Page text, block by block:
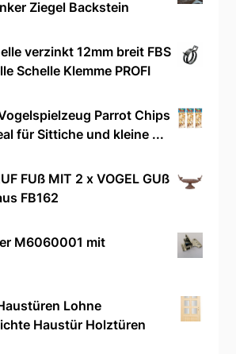
Ziegel Backstein
verzinkt 12mm breit FBS
Schelle Klemme PROFI
Parrot Chips
für Sittiche und kleine ...
FUß MIT 2 x VOGEL GUß
FB162
M6060001 mit
Lohne
Haustür Holztüren